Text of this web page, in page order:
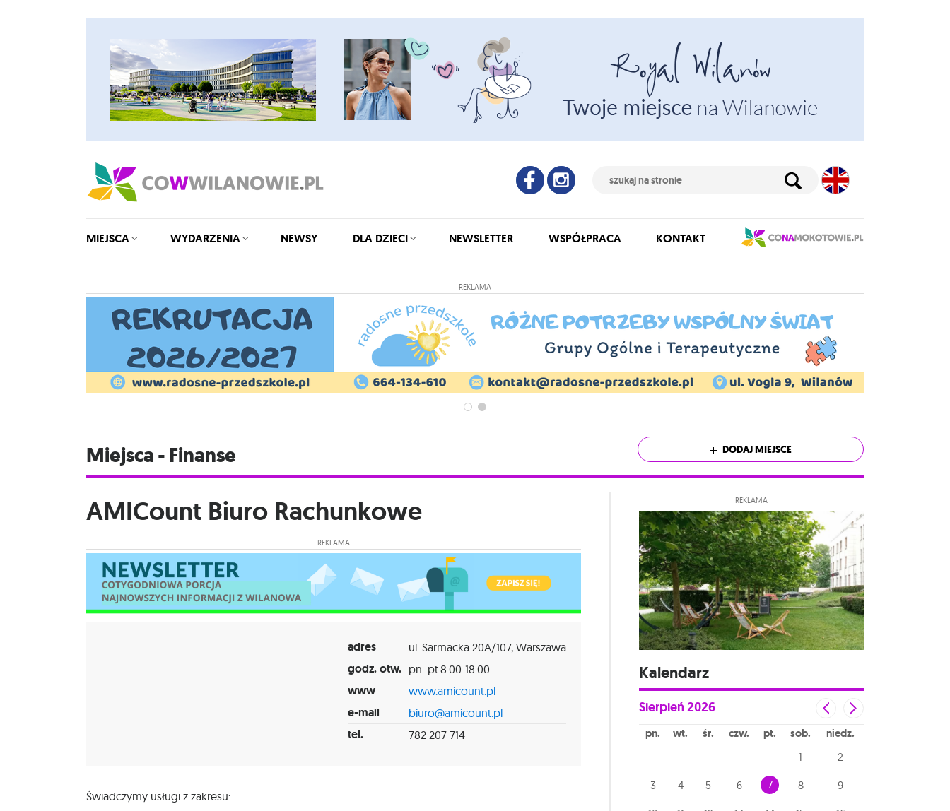
MIEJSCA WYDARZENIA NEWSY DLA DZIECI NEWSLETTER WSPÓŁPRACA KONTAKT
REKLAMA
Miejsca - Finanse DODAJ MIEJSCE
AMICount Biuro Rachunkowe
REKLAMA
adres ul. Sarmacka 20A/107, Warszawa
godz. otw. pn.-pt.8.00-18.00
www www.amicount.pl
e-mail biuro@amicount.pl
tel. 782 207 714
Świadczymy usługi z zakresu:
REKLAMA
Kalendarz
Sierpień2026
pn wt śr czw pt sob niedz
1 2
3 4 5 6 7 8 9